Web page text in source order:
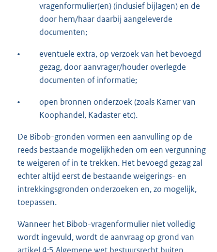
vragenformulier(en) (inclusief bijlagen) en de
door hem/haar daarbij aangeleverde
documenten;
•
eventuele extra, op verzoek van het bevoegd
gezag, door aanvrager/houder overlegde
documenten of informatie;
•
open bronnen onderzoek (zoals Kamer van
Koophandel, Kadaster etc).
De Bibob-gronden vormen een aanvulling op de
reeds bestaande mogelijkheden om een vergunning
te weigeren of in te trekken. Het bevoegd gezag zal
echter altijd eerst de bestaande weigerings- en
intrekkingsgronden onderzoeken en, zo mogelijk,
toepassen.
Wanneer het Bibob-vragenformulier niet volledig
wordt ingevuld, wordt de aanvraag op grond van